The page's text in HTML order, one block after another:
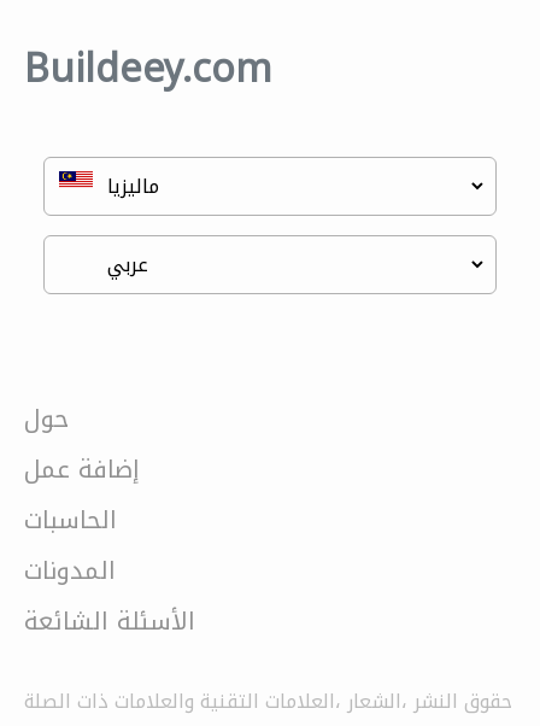
Buildeey.com
حول
إضافة عمل
الحاسبات
المدونات
الأسئلة الشائعة
حقوق النشر ،الشعار ،العلامات التقنية والعلامات ذات الصلة